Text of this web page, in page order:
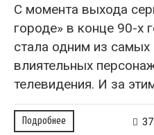
С момента выхода
городе» в конце 90-х
стала одним из
влиятельных
телевидения. И за
Подробнее